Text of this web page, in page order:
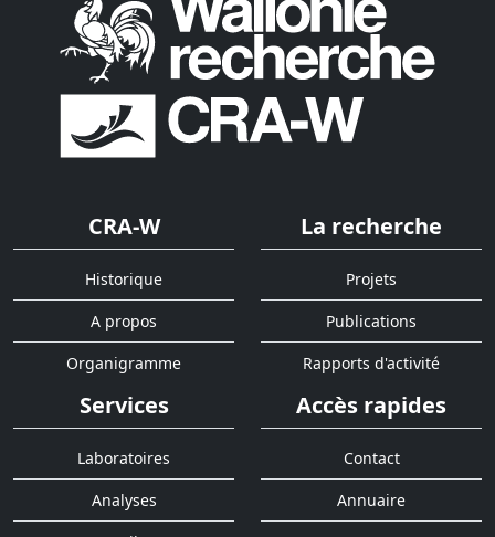
CRA-W
Historique
A propos
Organigramme
La recherche
Projets
Publications
Rapports d'activité
Services
Laboratoires
Analyses
Accès rapides
Contact
Annuaire